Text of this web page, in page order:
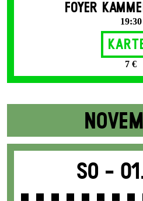
FOYER
19:30
7 €
So -